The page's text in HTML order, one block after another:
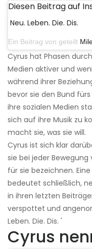
Diesen Beitrag auf
Neu. Leben. Die. Dis.
Ein Beitrag von geteilt
Cyrus hat Phasen
Medien aktiver und
während ihrer
bevor sie den Bund
ihre sozialen Medien
sich auf ihre Musik zu
macht sie, was sie will.
Cyrus ist sich klar
sie bei jeder Bewegung
für sie bezeichnen.
bedeutet schließlich,
in ihren letzten
verspottet und
Leben. Die. Dis. '
Cyrus